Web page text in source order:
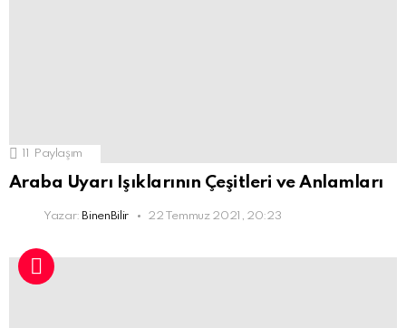
11 Paylaşım
Araba Uyarı Işıklarının Çeşitleri ve Anlamları
Yazar: BinenBilir 22 Temmuz 2021, 20:23